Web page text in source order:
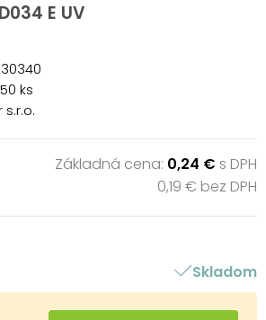
E UV
50 ks
s.r.o.
Základná cena: 0,24 € s DPH
0,19 € bez DPH
Skladom